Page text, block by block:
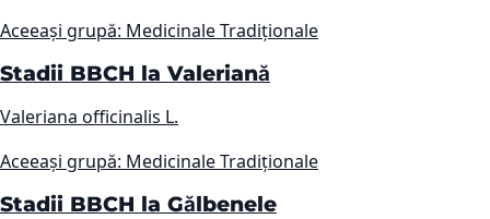
Aceeași grupă: Medicinale Tradiționale
Stadii BBCH la Valeriană
Valeriana officinalis L.
Aceeași grupă: Medicinale Tradiționale
Stadii BBCH la Gălbenele